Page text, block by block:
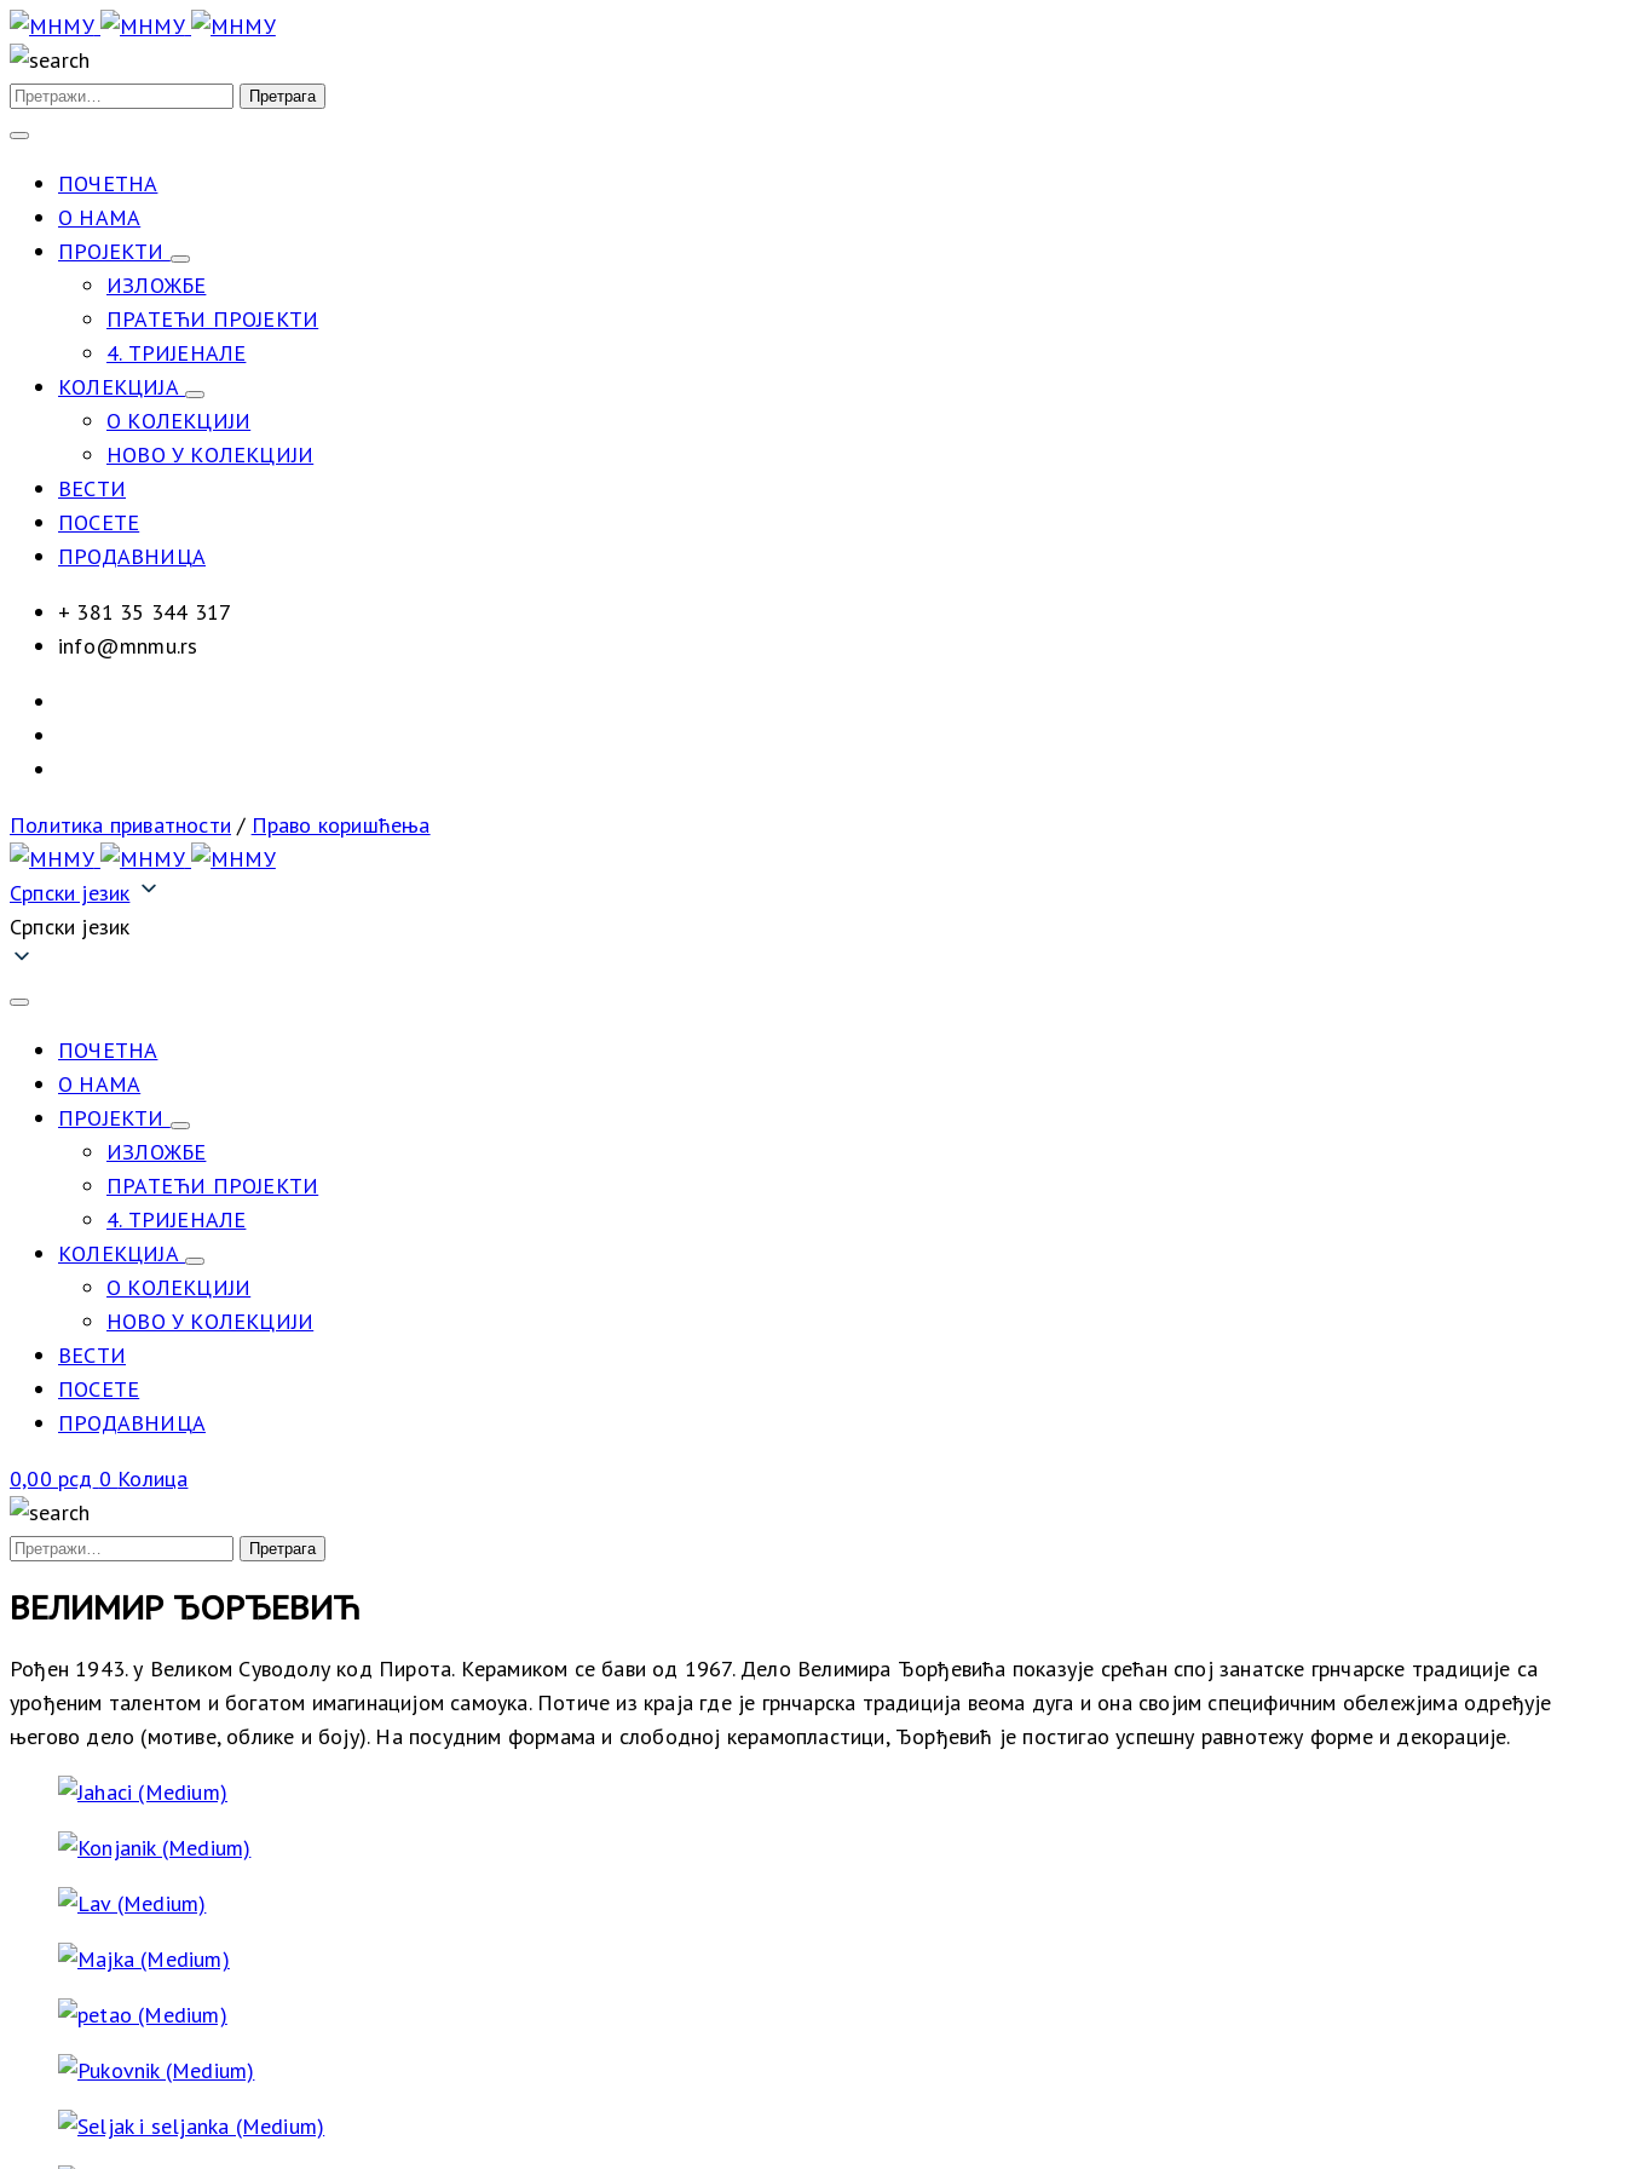
ПОЧЕТНА
О НАМА
ПРОЈЕКТИ
ИЗЛОЖБЕ
ПРАТЕЋИ ПРОЈЕКТИ
4. ТРИЈЕНАЛЕ
КОЛЕКЦИЈА
О КОЛЕКЦИЈИ
НОВО У КОЛЕКЦИЈИ
ВЕСТИ
ПОСЕТЕ
ПРОДАВНИЦА
+ 381 35 344 317
info@mnmu.rs
Политика приватности / Право коришћења
Српски језик
Српски језик
ПОЧЕТНА
О НАМА
ПРОЈЕКТИ
ИЗЛОЖБЕ
ПРАТЕЋИ ПРОЈЕКТИ
4. ТРИЈЕНАЛЕ
КОЛЕКЦИЈА
О КОЛЕКЦИЈИ
НОВО У КОЛЕКЦИЈИ
ВЕСТИ
ПОСЕТЕ
ПРОДАВНИЦА
0,00 рсд 0 Колица
ВЕЛИМИР ЂОРЂЕВИЋ
Рођен 1943. у Великом Суводолу код Пирота. Kерамиком се бави од 1967. Дело Велимира Ђорђевића показује срећан спој занатске грнчарске традиције са
урођеним талентом и богатом имагинацијом самоука. Потиче из краја где је грнчарска традиција веома дуга и она својим специфичним обележјима одређује
његово дело (мотиве, облике и боју). На посудним формама и слободној керамопластици, Ђорђевић је постигао успешну равнотежу форме и декорације.